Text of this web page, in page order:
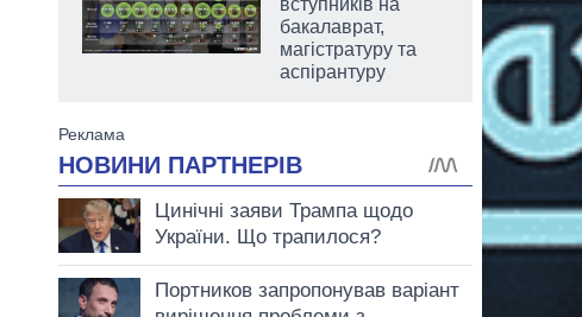
бакалаврат,
магістратуру та
аспірантуру